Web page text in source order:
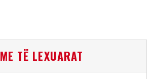
ME TË LEXUARAT